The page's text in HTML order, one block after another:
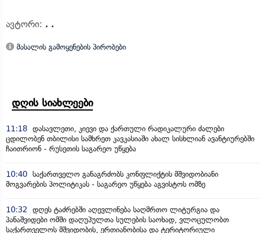
ავტორი: . .
მასალის გამოყენების პირობები
დღის სიახლეები
11:18 დასავლეთი, კიევი და ქართული რადიკალური ძალები
ცდილობენ თბილისი სამხრეთ კავკასიაში ახალ სისხლიან ავანტიურებში
ჩაითრიონ - რუსეთის საგარეო უწყება
10:40 საქართველო განაგრძობს კონფლიქტის მშვიდობიანი
მოგვარების პოლიტიკას - საგარეო უწყება აგვისტოს ომზე
10:32 დღეს ტაძრებში აღევლინება საღმრთო ლიტურგია და
პანაშვიდები ომში დაღუპულთა სულების საოხად, ვლოცულობთ
საქართველოს მშვიდობის, ერთიანობისა და ტერიტორიული